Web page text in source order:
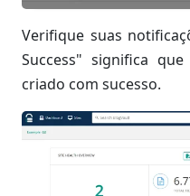
Verifique suas
Success" significa
criado com sucesso.